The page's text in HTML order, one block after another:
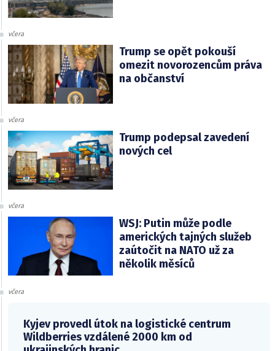
včera
Trump se opět pokouší
omezit novorozencům práva
na občanství
včera
Trump podepsal zavedení
nových cel
včera
WSJ: Putin může podle
amerických tajných služeb
zaútočit na NATO už za
několik měsíců
včera
Kyjev provedl útok na logistické centrum
Wildberries vzdálené 2000 km od